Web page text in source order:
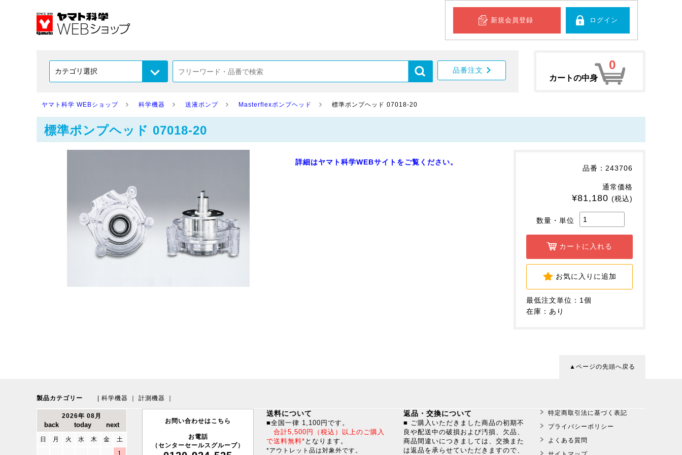
新規会員登録 ログイン
品番注文
カートの中身
0
ヤマト科学 WEBショップ 科学機器 送液ポンプ Masterflexポンプヘッド 標準ポンプヘッド 07018-20
標準ポンプヘッド 07018-20
品番：243706
通常価格
¥81,180 (税込)
数量・単位
カートに入れる
お気に入りに追加
最低注文単位：1個
在庫：あり
詳細はヤマト科学WEBサイトをご覧ください。
▲ページの先頭へ戻る
製品カテゴリー 科学機器 計測機器
2026年 08月
日 月 火 水 木 金
土
1
お問い合わせはこちら
お電話
（センターセールスグループ）
送料について
■全国一律 1,100円です。
合計5,500円（税込）以上のご購入
で送料無料* となります。
*アウトレット品は対象外です。
返品・交換について
■ ご購入いただきました商品の初期不
良や配送中の破損および汚損、欠品、
商品間違いにつきましては、交換また
は返品を承らせていただきますので、
特定商取引法に基づく表記
プライバシーポリシー
よくある質問